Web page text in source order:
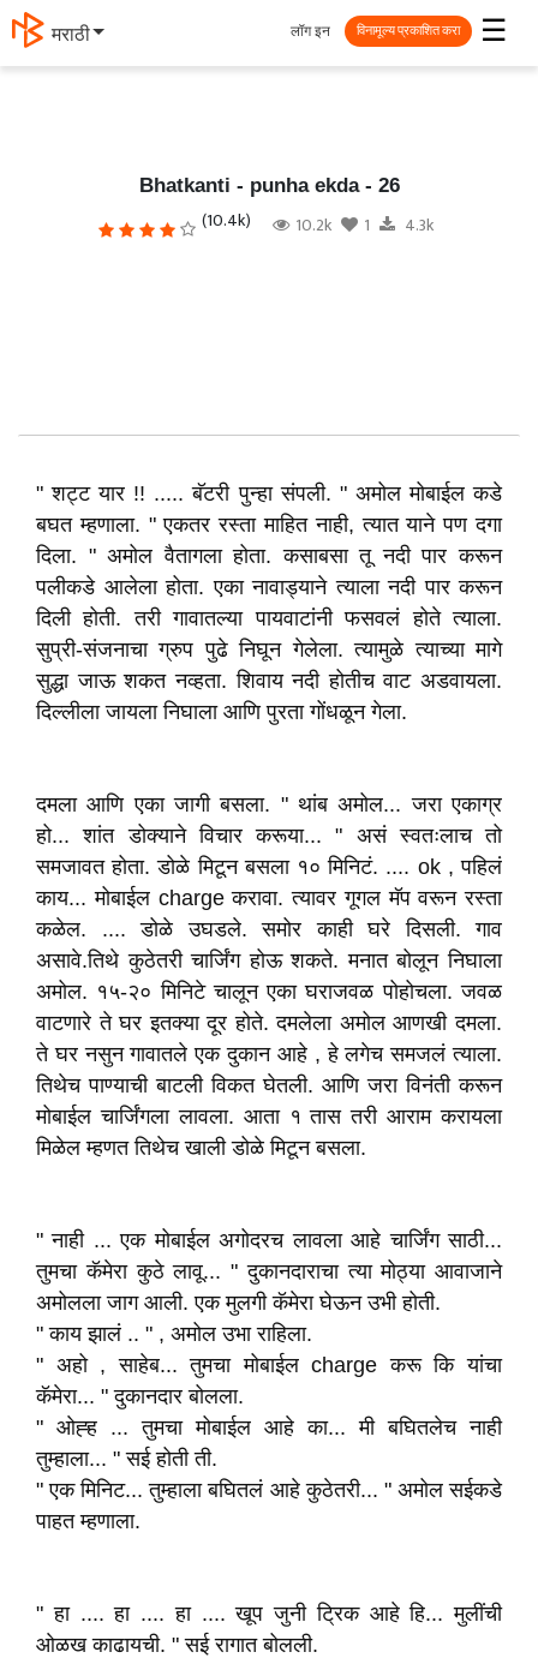
मराठी ☰
लॉग इन विनामूल्य प्रकाशित करा
Bhatkanti - punha ekda - 26
(10.4k) 10.2k 1 4.3k
" शट्ट यार !! ..... बॅटरी पुन्हा संपली. " अमोल मोबाईल कडे
बघत म्हणाला. " एकतर रस्ता माहित नाही, त्यात याने पण दगा
दिला. " अमोल वैतागला होता. कसाबसा तू नदी पार करून
पलीकडे आलेला होता. एका नावाड्याने त्याला नदी पार करून
दिली होती. तरी गावातल्या पायवाटांनी फसवलं होते त्याला.
सुप्री-संजनाचा ग्रुप पुढे निघून गेलेला. त्यामुळे त्याच्या मागे
सुद्धा जाऊ शकत नव्हता. शिवाय नदी होतीच वाट अडवायला.
दिल्लीला जायला निघाला आणि पुरता गोंधळून गेला.
दमला आणि एका जागी बसला. " थांब अमोल... जरा एकाग्र
हो... शांत डोक्याने विचार करूया... " असं स्वतःलाच तो
समजावत होता. डोळे मिटून बसला १० मिनिटं. .... ok , पहिलं
काय... मोबाईल charge करावा. त्यावर गूगल मॅप वरून रस्ता
कळेल. .... डोळे उघडले. समोर काही घरे दिसली. गाव
असावे.तिथे कुठेतरी चार्जिंग होऊ शकते. मनात बोलून निघाला
अमोल. १५-२० मिनिटे चालून एका घराजवळ पोहोचला. जवळ
वाटणारे ते घर इतक्या दूर होते. दमलेला अमोल आणखी दमला.
ते घर नसुन गावातले एक दुकान आहे , हे लगेच समजलं त्याला.
तिथेच पाण्याची बाटली विकत घेतली. आणि जरा विनंती करून
मोबाईल चार्जिंगला लावला. आता १ तास तरी आराम करायला
मिळेल म्हणत तिथेच खाली डोळे मिटून बसला.
" नाही ... एक मोबाईल अगोदरच लावला आहे चार्जिंग साठी...
तुमचा कॅमेरा कुठे लावू... " दुकानदाराचा त्या मोठ्या आवाजाने
अमोलला जाग आली. एक मुलगी कॅमेरा घेऊन उभी होती.
" काय झालं .. " , अमोल उभा राहिला.
" अहो , साहेब... तुमचा मोबाईल charge करू कि यांचा
कॅमेरा... " दुकानदार बोलला.
" ओह्ह ... तुमचा मोबाईल आहे का... मी बघितलेच नाही
तुम्हाला... " सई होती ती.
" एक मिनिट... तुम्हाला बघितलं आहे कुठेतरी... " अमोल सईकडे
पाहत म्हणाला.
" हा .... हा .... हा .... खूप जुनी ट्रिक आहे हि... मुलींची
ओळख काढायची. " सई रागात बोलली.